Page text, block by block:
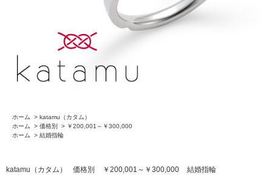
ホーム > katamu（カタム）
ホーム
> 価格別 > ￥200,001～￥300,000
ホーム
> 結婚指輪
katamu（カタム） 価格別 ￥200,001～￥300,000 結婚指輪